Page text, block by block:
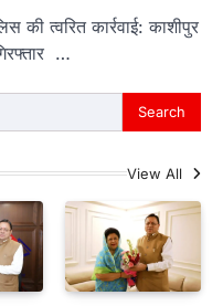
त्वरित कार्रवाई: काशीपुर
…
View All